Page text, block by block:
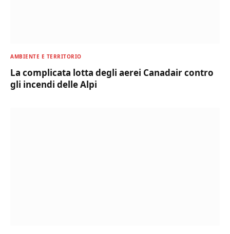
AMBIENTE E TERRITORIO
La complicata lotta degli aerei Canadair contro
gli incendi delle Alpi